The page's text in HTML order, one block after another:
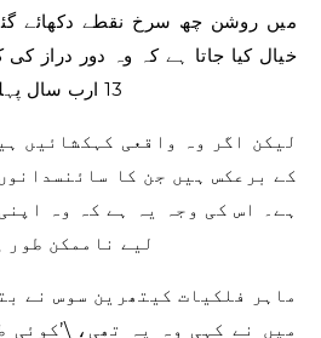
میں روشن چھ سرخ نقطے دکھائے
خیال کیا جاتا ہے کہ وہ دور دراز کی
13 ارب سال پہلے نمودار ہوئی ہوں گی۔
لیکن اگر وہ واقعی کہکشائیں
کے برعکس ہیں جن کا
ہے۔ اس کی وجہ یہ ہے کہ وہ
لیے ناممکن طور
ماہر فلکیات کیتھرین سوس نے
میں نے کہی وہ یہ تھی، \’کوئی